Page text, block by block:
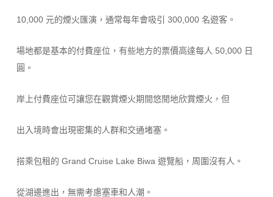
10,000 元的煙火匯演，通常每年會吸引 300,000 名遊客。
場地都是基本的付費座位，有些地方的票價高達每人 50,000 日
圓。
岸上付費座位可讓您在觀賞煙火期間悠閒地欣賞煙火，但
出入境時會出現密集的人群和交通堵塞。
搭乘包租的 Grand Cruise Lake Biwa 遊覽船，周圍沒有人。
從湖邊進出，無需考慮塞車和人潮。